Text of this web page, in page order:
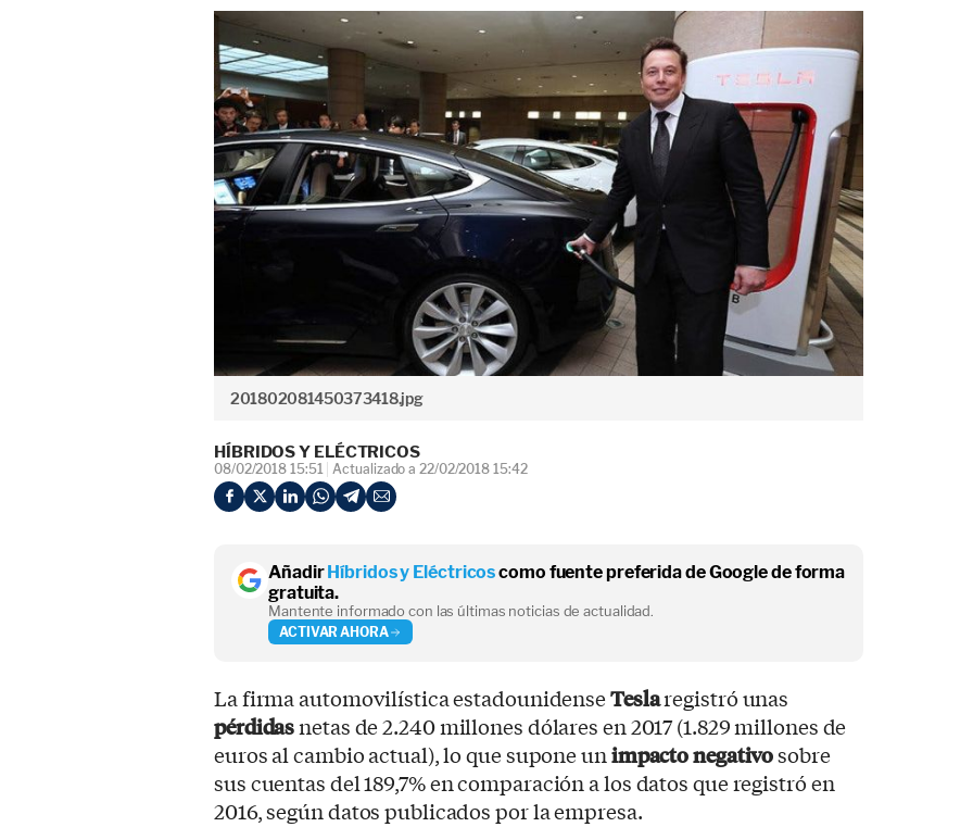
201802081450373418.jpg
HÍBRIDOS Y ELÉCTRICOS
08/02/2018 15:51 Actualizado a 22/02/2018 15:42
AñadirHíbridos y Eléctricoscomo fuente preferida de Google de forma
gratuita.
Mantente informado con las últimas noticias de actualidad.
ACTIVAR AHORA
La firma automovilística estadounidenseTeslaregistró unas
pérdidasnetas de 2.240 millones dólares en 2017 (1.829 millones de
euros al cambio actual), lo que supone unimpacto negativosobre
sus cuentas del 189,7% en comparación a los datos que registró en
2016, según datos publicados por la empresa.